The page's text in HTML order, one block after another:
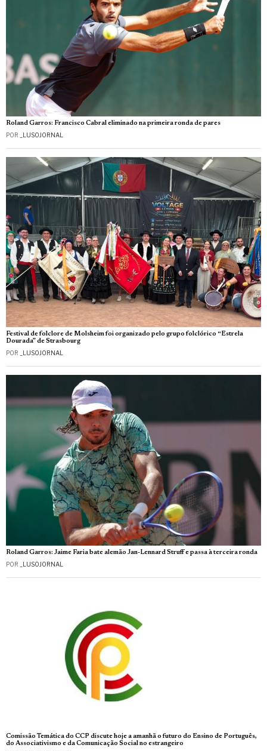
Roland Garros: Francisco Cabral eliminado na primeira ronda de pares
POR _LUSOJORNAL
Festival de folclore de Molsheim foi organizado pelo grupo folclórico “Estrela
Dourada” de Strasbourg
POR _LUSOJORNAL
Roland Garros: Jaime Faria bate alemão Jan-Lennard Struff e passa à terceira ronda
POR _LUSOJORNAL
Comissão Temática do CCP discute hoje a amanhã o futuro do Ensino de Português,
do Associativismo e da Comunicação Social no estrangeiro